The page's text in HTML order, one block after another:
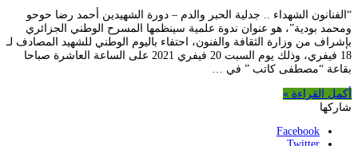
“الفنانون الشهداء .. جدلية الحبر والدم – دورة الشهيدين أحمد رضا حوحو
ومحمد بودية”، هو عنوان ندوة علمية سينظمها المسرح الوطني الجزائري
بإشراف من وزارة الثقافة والفنون، احتفاء باليوم الوطني للشهيد المصادف لـ
18 فيفري، وذلك يوم السبت 20 فيفري 2021 على الساعة العاشرة صباحا
بقاعة “مصطفى كاتب ” في …
أكمل القراءة »
شاركها
Facebook